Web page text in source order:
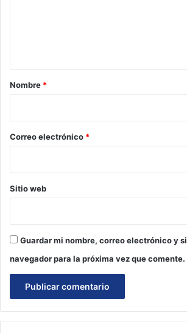
r
*
Nombre *
Correo electrónico *
Sitio web
Guardar mi nombre, correo electrónico y
navegador para la próxima vez que comente.